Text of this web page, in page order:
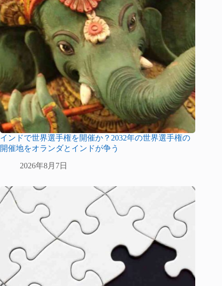
インドで世界選手権を開催か？2032年の世界選手権の
開催地をオランダとインドが争う
2026年8月7日